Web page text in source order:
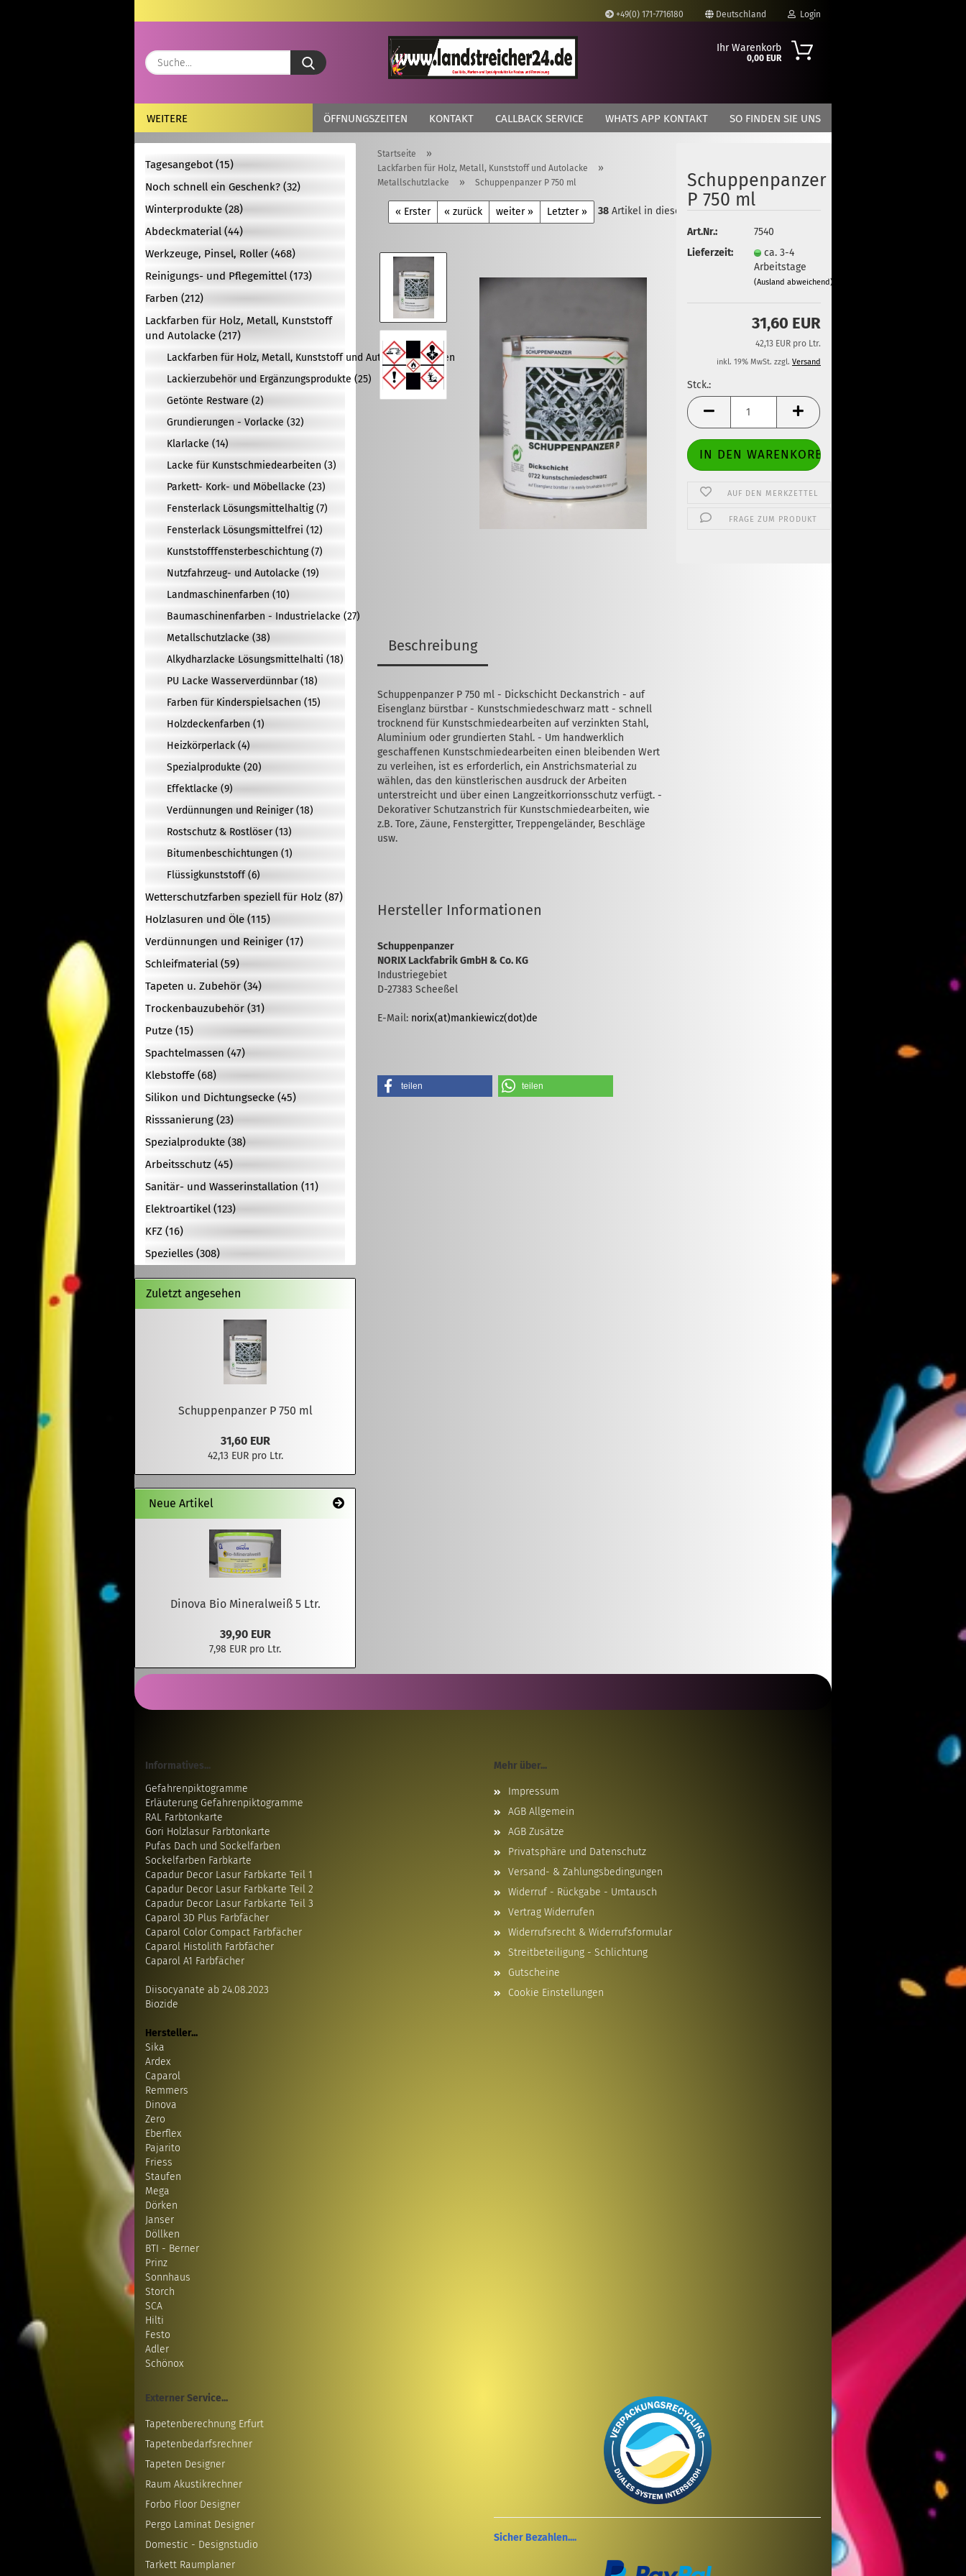
+49(0) 171-7716180 Deutschland
Lieferland
Login
Passwort
Konto erstellen
Passwort vergessen?
Suche...
Ihr Warenkorb
0,00 EUR
ÖFFNUNGSZEITEN KONTAKT CALLBACK SERVICE WHATS APP KONTAKT SO FINDEN SIE UNS
WEITERE
Startseite »
Lackfarben für Holz, Metall, Kunststoff und Autolacke »
Metallschutzlacke » Schuppenpanzer P 750 ml
« Erster « zurück weiter » Letzter » 38 Artikel in dieser Kategorie
Schuppenpanzer
P 750 ml
Art.Nr.:
7540
Lieferzeit:
ca. 3-4
Arbeitstage
(Ausland abweichend)
31,60 EUR
42,13 EUR pro Ltr.
inkl. 19% MwSt. zzgl. Versand
Stck.:
Stck.
AUF DEN MERKZETTEL
FRAGE ZUM PRODUKT
Beschreibung
Schuppenpanzer P 750 ml - Dickschicht Deckanstrich - auf
Eisenglanz bürstbar - Kunstschmiedeschwarz matt - schnell
trocknend für Kunstschmiedearbeiten auf verzinkten Stahl,
Aluminium oder grundierten Stahl. - Um handwerklich
geschaffenen Kunstschmiedearbeiten einen bleibenden Wert
zu verleihen, ist es erforderlich, ein Anstrichsmaterial zu
wählen, das den künstlerischen ausdruck der Arbeiten
unterstreicht und über einen Langzeitkorrionsschutz verfügt. -
Dekorativer Schutzanstrich für Kunstschmiedearbeiten, wie
z.B. Tore, Zäune, Fenstergitter, Treppengeländer, Beschläge
usw.
Hersteller Informationen
Schuppenpanzer
NORIX Lackfabrik GmbH & Co. KG
Industriegebiet
D-27383 Scheeßel
E-Mail: norix(at)mankiewicz(dot)de
teilen teilen
Tagesangebot (15)
Noch schnell ein Geschenk? (32)
Winterprodukte (28)
Abdeckmaterial (44)
Werkzeuge, Pinsel, Roller (468)
Reinigungs- und Pflegemittel (173)
Farben (212)
Lackfarben für Holz, Metall, Kunststoff
und Autolacke (217)
Lackfarben für Holz, Metall, Kunststoff und Autolacke anzeigen
Lackierzubehör und Ergänzungsprodukte (25)
Getönte Restware (2)
Grundierungen - Vorlacke (32)
Klarlacke (14)
Lacke für Kunstschmiedearbeiten (3)
Parkett- Kork- und Möbellacke (23)
Fensterlack Lösungsmittelhaltig (7)
Fensterlack Lösungsmittelfrei (12)
Kunststofffensterbeschichtung (7)
Nutzfahrzeug- und Autolacke (19)
Landmaschinenfarben (10)
Baumaschinenfarben - Industrielacke (27)
Metallschutzlacke (38)
Alkydharzlacke Lösungsmittelhalti (18)
PU Lacke Wasserverdünnbar (18)
Farben für Kinderspielsachen (15)
Holzdeckenfarben (1)
Heizkörperlack (4)
Spezialprodukte (20)
Effektlacke (9)
Verdünnungen und Reiniger (18)
Rostschutz & Rostlöser (13)
Bitumenbeschichtungen (1)
Flüssigkunststoff (6)
Wetterschutzfarben speziell für Holz (87)
Holzlasuren und Öle (115)
Verdünnungen und Reiniger (17)
Schleifmaterial (59)
Tapeten u. Zubehör (34)
Trockenbauzubehör (31)
Putze (15)
Spachtelmassen (47)
Klebstoffe (68)
Silikon und Dichtungsecke (45)
Risssanierung (23)
Spezialprodukte (38)
Arbeitsschutz (45)
Sanitär- und Wasserinstallation (11)
Elektroartikel (123)
KFZ (16)
Spezielles (308)
Zuletzt angesehen
Schuppenpanzer P 750 ml
31,60 EUR
42,13 EUR pro Ltr.
Neue Artikel
Dinova Bio Mineralweiß 5 Ltr.
39,90 EUR
7,98 EUR pro Ltr.
Informatives...
Gefahrenpiktogramme
Erläuterung Gefahrenpiktogramme
RAL Farbtonkarte
Gori Holzlasur Farbtonkarte
Pufas Dach und Sockelfarben
Sockelfarben Farbkarte
Capadur Decor Lasur Farbkarte Teil 1
Capadur Decor Lasur Farbkarte Teil 2
Capadur Decor Lasur Farbkarte Teil 3
Caparol 3D Plus Farbfächer
Caparol Color Compact Farbfächer
Caparol Histolith Farbfächer
Caparol A1 Farbfächer
Diisocyanate ab 24.08.2023
Biozide
Hersteller...
Sika
Ardex
Caparol
Remmers
Dinova
Zero
Eberflex
Pajarito
Friess
Staufen
Mega
Dörken
Janser
Döllken
BTI - Berner
Prinz
Sonnhaus
Storch
SCA
Hilti
Festo
Adler
Schönox
Mehr über...
Impressum
AGB Allgemein
AGB Zusätze
Privatsphäre und Datenschutz
Versand- & Zahlungsbedingungen
Widerruf - Rückgabe - Umtausch
Vertrag Widerrufen
Widerrufsrecht & Widerrufsformular
Streitbeteiligung - Schlichtung
Gutscheine
Cookie Einstellungen
Externer Service...
Tapetenberechnung Erfurt
Tapetenbedarfsrechner
Tapeten Designer
Raum Akustikrechner
Forbo Floor Designer
Pergo Laminat Designer
Domestic - Designstudio
Tarkett Raumplaner
Sicher Bezahlen....